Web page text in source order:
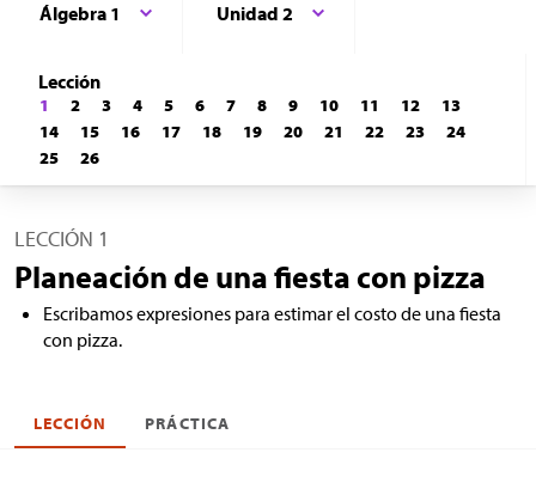
Álgebra 1 Unidad 2
Lección
1 2 3 4 5 6 7 8 9 10 11 12
13
14
15 16 17 18 19 20 21 22 23
24
25
26
LECCIÓN 1
Planeación de una fiesta con pizza
Escribamos expresiones para estimar el costo de una fiesta
con pizza.
LECCIÓN PRÁCTICA